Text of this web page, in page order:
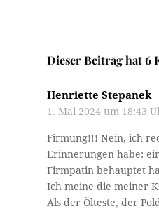
Dieser Beitrag hat 6
Henriette Stepanek
1. Mai 2024 um 18:43
Firmung!!! Nein, ich
Erinnerungen habe:
Firmpatin behauptet
Ich meine die meiner
Als der Ölteste, der